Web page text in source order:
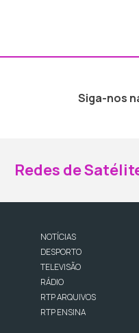
Siga-nos
Redes de
NOTÍCIAS
DESPORTO
TELEVISÃO
RÁDIO
RTP ARQUIVOS
RTP ENSINA